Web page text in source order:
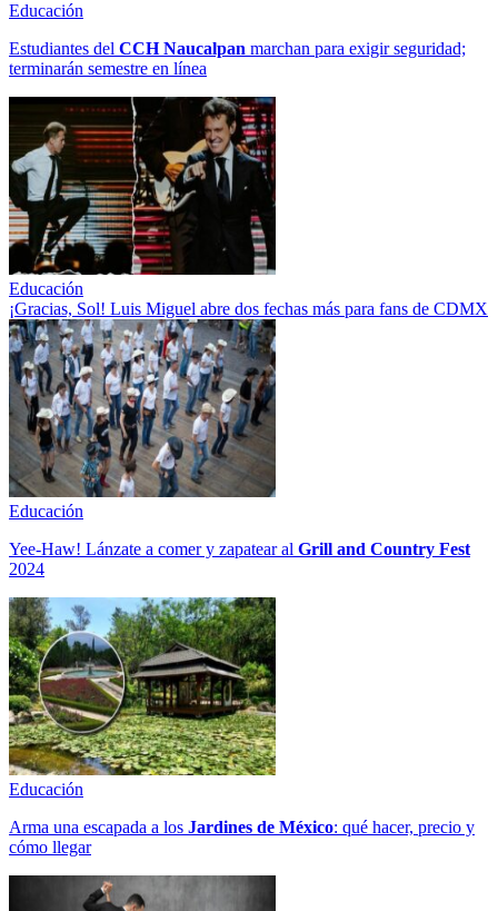
Educación
Estudiantes del CCH Naucalpan marchan para exigir seguridad;
terminarán semestre en línea
Educación
¡Gracias, Sol! Luis Miguel abre dos fechas más para fans de CDMX
Educación
Yee-Haw! Lánzate a comer y zapatear al Grill and Country Fest
2024
Educación
Arma una escapada a los Jardines de México: qué hacer, precio y
cómo llegar